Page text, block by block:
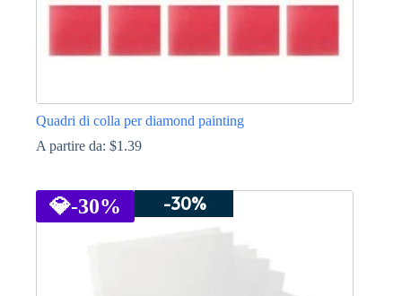
Quadri di colla per diamond painting
A partire da: $1.39
più
💎-30% -30%